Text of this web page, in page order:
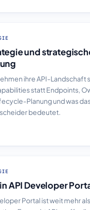
und
ihre API-Landschaft
statt Endpoints,
Planung und was
bedeutet.
API Developer
Portal ist weit mehr